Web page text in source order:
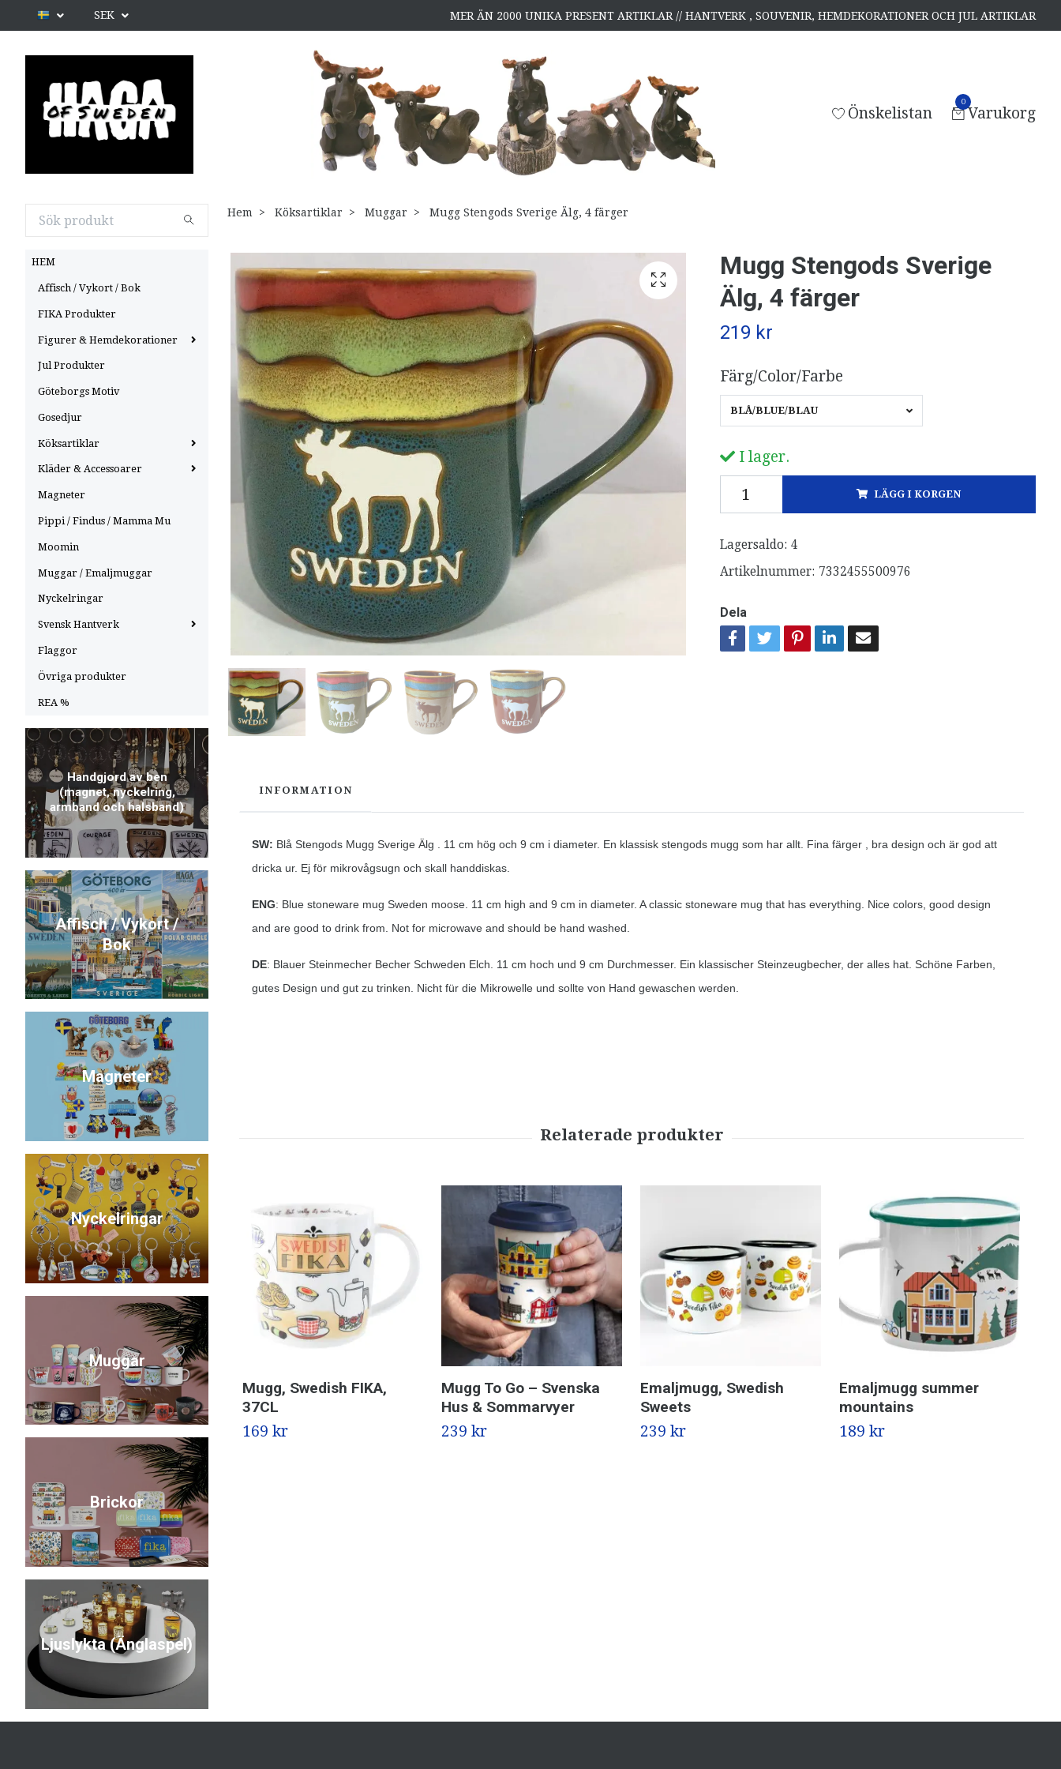
SEK MER ÄN 2000 UNIKA PRESENT ARTIKLAR // HANTVERK , SOUVENIR, HEMDEKORATIONER OCH JUL ARTIKLAR
Önskelistan
0
Varukorg
HEM
Affisch / Vykort / Bok
FIKA Produkter
Figurer & Hemdekorationer
Jul Produkter
Göteborgs Motiv
Gosedjur
Köksartiklar
Kläder & Accessoarer
Magneter
Pippi / Findus / Mamma Mu
Moomin
Muggar / Emaljmuggar
Nyckelringar
Svensk Hantverk
Flaggor
Övriga produkter
REA %
Handgjord av ben
(magnet, nyckelring,
armband och halsband)
Affisch / Vykort /
Bok
Magneter
Nyckelringar
Muggar
Brickor
Ljuslykta (Änglaspel)
Hem Köksartiklar Muggar Mugg Stengods Sverige Älg, 4 färger
Mugg Stengods Sverige
Älg, 4 färger
219 kr
Färg/Color/Farbe
BLÅ/BLUE/BLAU
I lager.
LÄGG I KORGEN
Lagersaldo: 4
Artikelnummer: 7332455500976
Dela
INFORMATION
SW: Blå Stengods Mugg Sverige Älg . 11 cm hög och 9 cm i diameter. En klassisk stengods mugg som har allt. Fina färger , bra design och är god att
dricka ur. Ej för mikrovågsugn och skall handdiskas.
ENG: Blue stoneware mug Sweden moose. 11 cm high and 9 cm in diameter. A classic stoneware mug that has everything. Nice colors, good design
and are good to drink from. Not for microwave and should be hand washed.
DE: Blauer Steinmecher Becher Schweden Elch. 11 cm hoch und 9 cm Durchmesser. Ein klassischer Steinzeugbecher, der alles hat. Schöne Farben,
gutes Design und gut zu trinken. Nicht für die Mikrowelle und sollte von Hand gewaschen werden.
Mugg, Swedish FIKA,
37CL
169 kr
Mugg To Go – Svenska
Hus & Sommarvyer
239 kr
Emaljmugg, Swedish
Sweets
239 kr
Emaljmugg summer
mountains
189 kr